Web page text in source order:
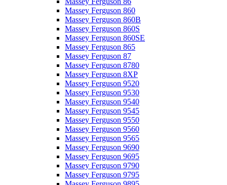
Massey Ferguson 860
Massey Ferguson 860B
Massey Ferguson 860S
Massey Ferguson 860SE
Massey Ferguson 865
Massey Ferguson 87
Massey Ferguson 8780
Massey Ferguson 8XP
Massey Ferguson 9520
Massey Ferguson 9530
Massey Ferguson 9540
Massey Ferguson 9545
Massey Ferguson 9550
Massey Ferguson 9560
Massey Ferguson 9565
Massey Ferguson 9690
Massey Ferguson 9695
Massey Ferguson 9790
Massey Ferguson 9795